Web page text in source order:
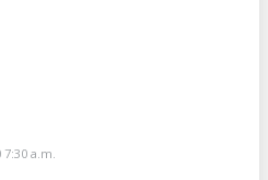
a.m.